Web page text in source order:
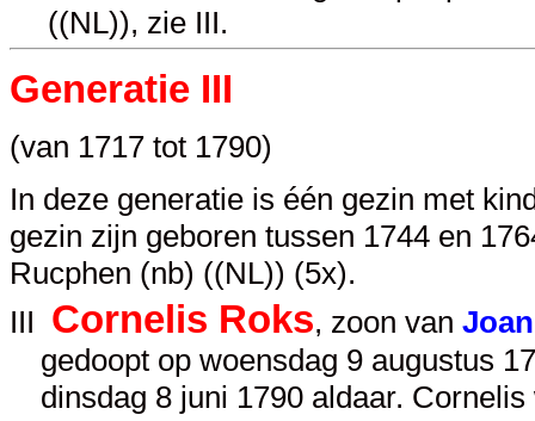
((NL)), zie III.
Generatie III
(van 1717 tot 1790)
In deze generatie is één gezin met
gezin zijn geboren tussen 1744 en
Rucphen (nb) ((NL)) (5x).
III Cornelis Roks, zoon van
gedoopt op woensdag 9 augustus
dinsdag 8 juni 1790 aldaar.